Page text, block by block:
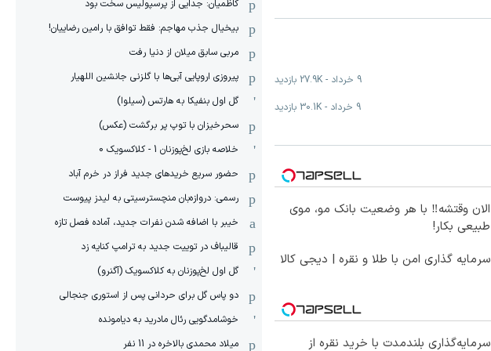
9 خرداد -
27.9K بازدید
9 خرداد -
30.1K بازدید
الان وقتشه‼️ با هر وضعیت بانک مو، موی
طبیعی بکار!
سرمایه گذاری امن با طلا و نقره | دیجی کالا
سرمایه‌گذاری بلندمدت با خرید نقره از
کاظمیان: جدایی از پرسپولیس سخت بود
بیخیال جذب مهاجم: فقط توافق با رامین رضاییان!
مربی سابق میلان از دنیا رفت
پیروزی اروپایی آبی‌ها با گلزنی جانشین اللهیار
گل اول بنفیکا به هارتس (سیلوا)
سحرخیزان با توپ پر برگشت (عکس)
خلاصه بازی لخ‌پوزنان 1 - کلاکسویک 0
حضور سریع خریدهای جدید فراز در خرم آباد
رسمی: دروازه‌بان منچسترسیتی به لیدز پیوست
خیبر با اضافه شدن نفرات جدید، آماده فصل تازه
قالیباف در توییت جدید به ترامپ کنایه زد
گل اول لخ‌پوزنان به کلاکسویک (آگنرو)
دو پاس گل برای حردانی پس از استوری جنجالی
خوشامدگویی رئال مادرید به دیامونده
میلاد محمدی بالاخره در 11 نفر